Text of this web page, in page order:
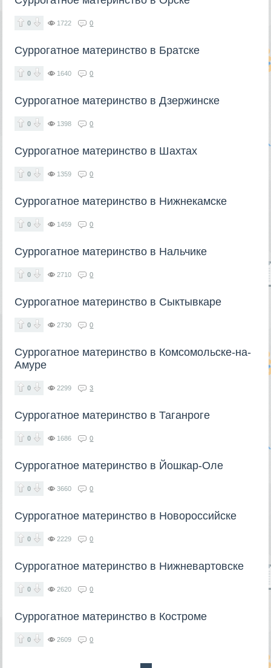
0 1722 0
Суррогатное материнство в Братске
0 1640 0
Суррогатное материнство в Дзержинске
0 1398 0
Суррогатное материнство в Шахтах
0 1359 0
Суррогатное материнство в Нижнекамске
0 1459 0
Суррогатное материнство в Нальчике
0 2710 0
Суррогатное материнство в Сыктывкаре
0 2730 0
Суррогатное материнство в Комсомольске-на-
Амуре
0 2299 3
Суррогатное материнство в Таганроге
0 1686 0
Суррогатное материнство в Йошкар-Оле
0 3660 0
Суррогатное материнство в Новороссийске
0 2229 0
Суррогатное материнство в Нижневартовске
0 2620 0
Суррогатное материнство в Костроме
0 2609 0